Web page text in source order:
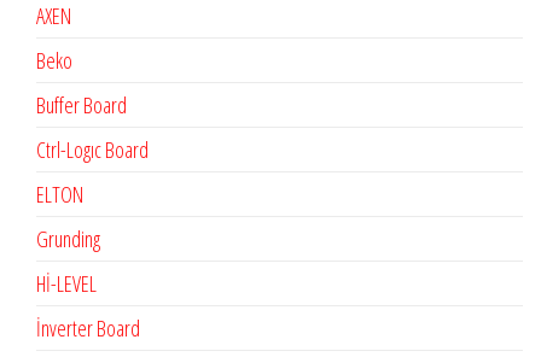
AXEN
Beko
Buffer Board
Ctrl-Logıc Board
ELTON
Grunding
Hİ-LEVEL
İnverter Board